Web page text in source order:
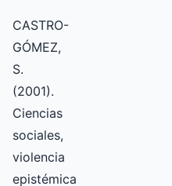
CASTRO-
GÓMEZ,
S.
(2001).
Ciencias
sociales,
violencia
epistémica